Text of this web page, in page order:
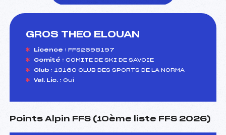
GROS THEO ELOUAN
Licence : FFS2698197
Comité : COMITE DE SKI DE SAVOIE
Club : 13160 CLUB DES SPORTS DE LA NORMA
Val. Lic. : Oui
Points Alpin FFS (10ème liste FFS 2026)